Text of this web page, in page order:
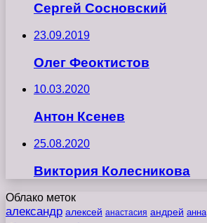
Сергей Сосновский
23.09.2019
Олег Феоктистов
10.03.2020
Антон Ксенев
25.08.2020
Виктория Колесникова
Облако меток
александр алексей анастасия андрей анна